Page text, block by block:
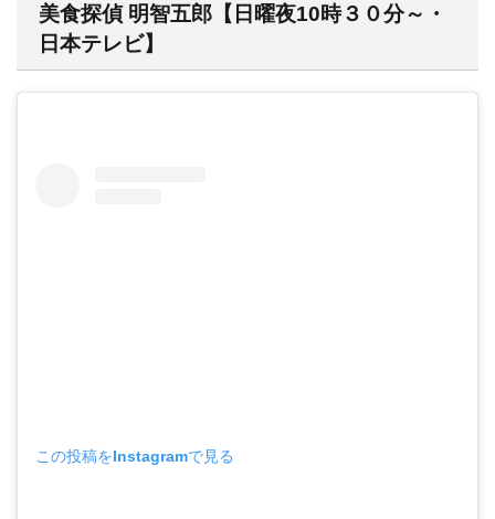
美食探偵 明智五郎【日曜夜10時３０分～・
日本テレビ】
この投稿をInstagramで見る